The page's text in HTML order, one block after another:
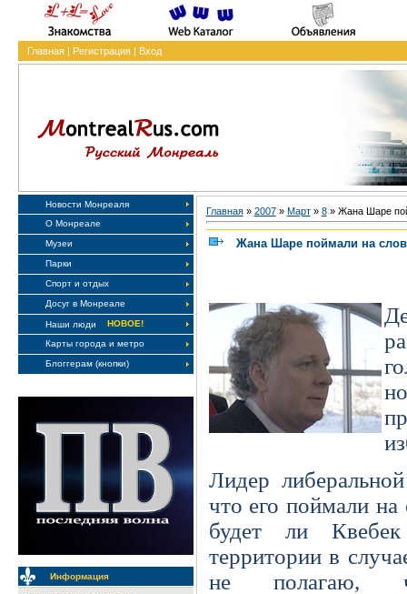
Главная| Регистрация| Вход
Новости Монреаля
О Монреале
Музеи
Парки
Спорт и отдых
Досуг в Монреале
Наши люди
НОВОЕ!
Карты города и метро
Блоггерам (кнопки)
Информация
Главная» 2007 » Март » 8» Жана Шаре
Жана Шаре поймали на
Лидер
что его поймали на
будет ли
территории в
не полагаю,